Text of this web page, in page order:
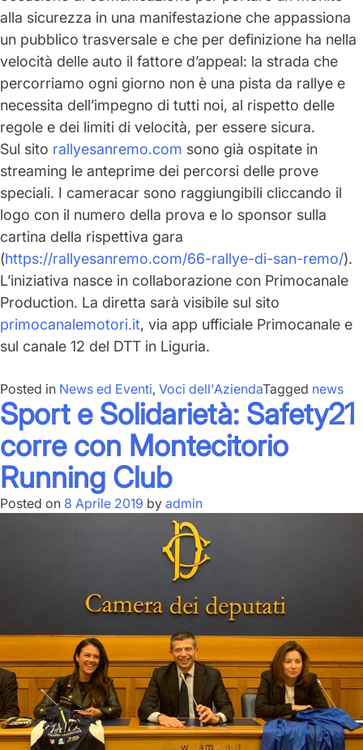
alla sicurezza in una manifestazione che appassiona
un pubblico trasversale e che per definizione ha nella
velocità delle auto il fattore d’appeal: la strada che
percorriamo ogni giorno non è una pista da rallye e
necessita dell’impegno di tutti noi, al rispetto delle
regole e dei limiti di velocità, per essere sicura.
Sul sito rallyesanremo.com sono già ospitate in
streaming le anteprime dei percorsi delle prove
speciali. I cameracar sono raggiungibili cliccando il
logo con il numero della prova e lo sponsor sulla
cartina della rispettiva gara
(https://rallyesanremo.com/66-rallye-di-san-remo/).
L’iniziativa nasce in collaborazione con Primocanale
Production. La diretta sarà visibile sul sito
primocanalemotori.it, via app ufficiale Primocanale e
sul canale 12 del DTT in Liguria.
Posted in News ed Eventi, Voci dell'AziendaTagged news
Sport e Solidarietà: Safety21
corre con Montecitorio
Running Club
Posted on 8 Aprile 2019 by admin